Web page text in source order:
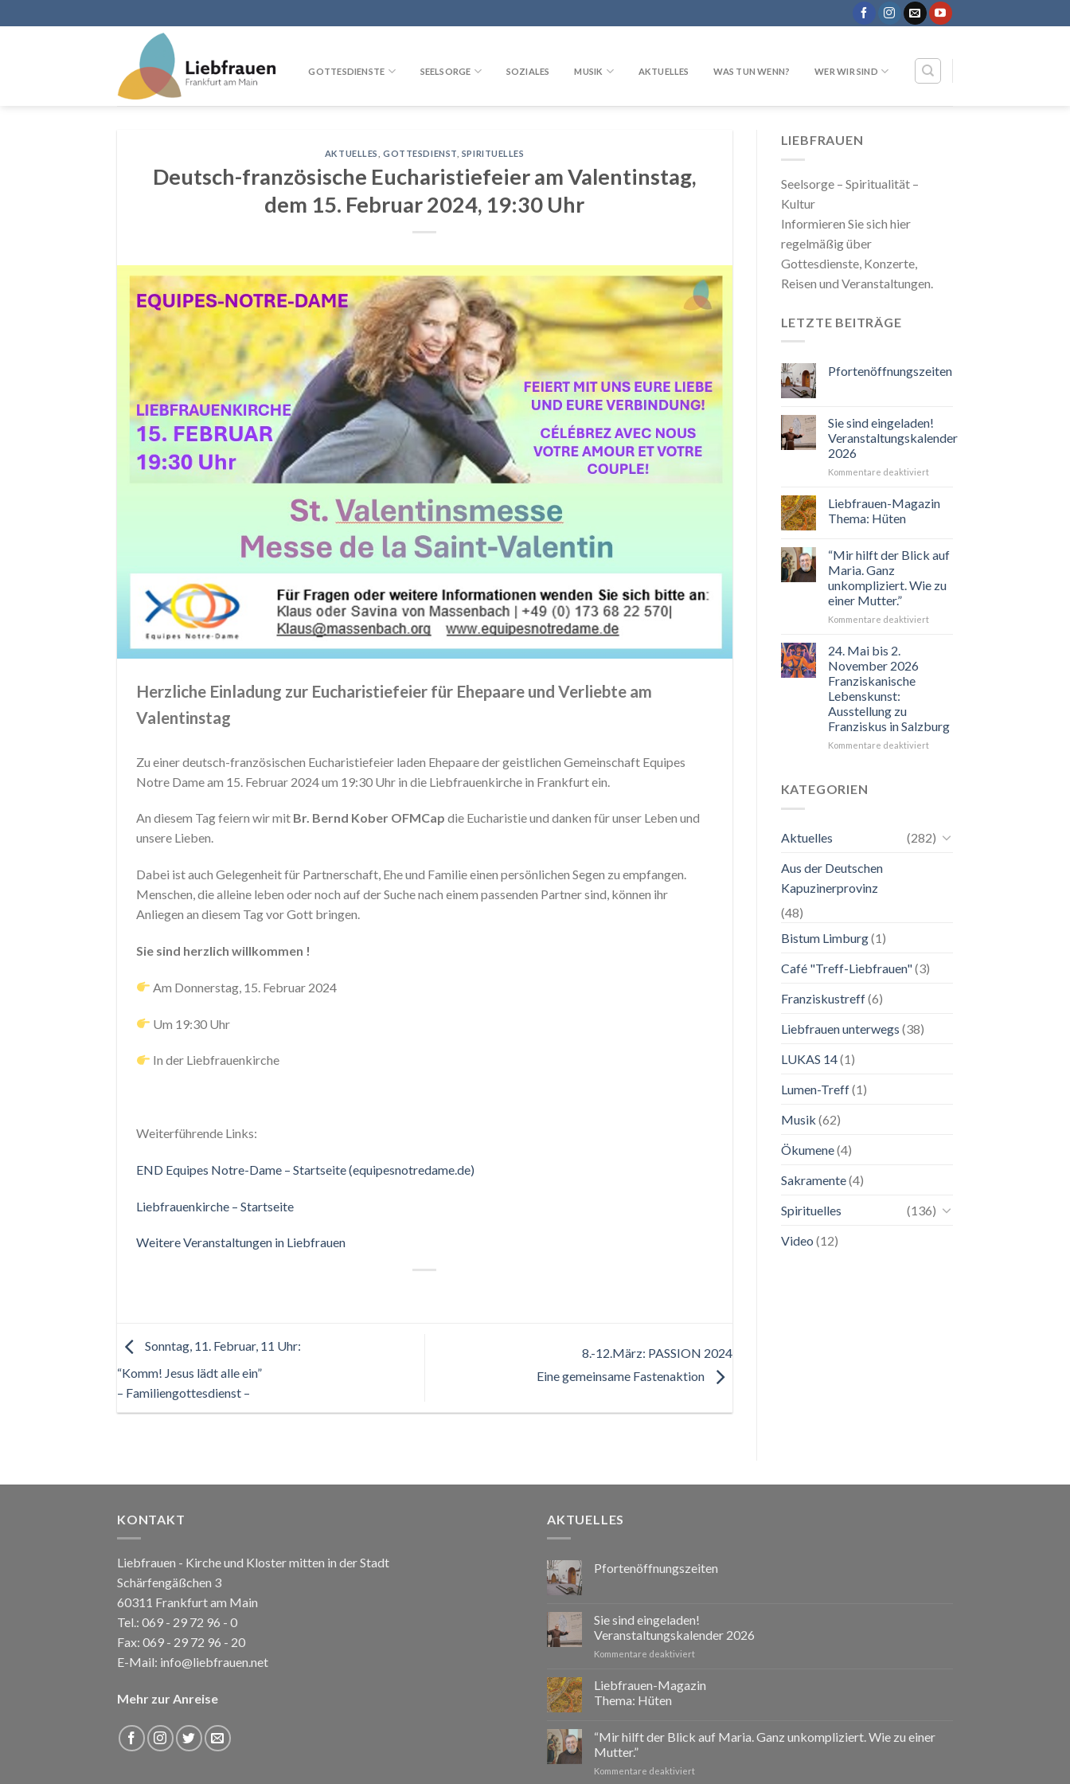
to
GOTTESDIENSTE SEELSORGE SOZIALES MUSIK AKTUELLES WAS TUN WENN? WER WIR SIND
AKTUELLES ,GOTTESDIENST SPIRITUELLES
Deutsch-französische Eucharistiefeier am Valentinstag,
dem 15. Februar 2024, 19:30 Uhr
Herzliche Einladung zur Eucharistiefeier für Ehepaare und Verliebte am
Valentinstag
Zu einer deutsch-französischen Eucharistiefeier laden Ehepaare der geistlichen Gemeinschaft Equipes
Notre Dame am 15. Februar 2024 um 19:30 Uhr in die Liebfrauenkirche in Frankfurt ein.
An diesem Tag feiern wir mit Br. Bernd Kober OFMCap die Eucharistie und danken für unser Leben und
unsere Lieben.
Dabei ist auch Gelegenheit für Partnerschaft, Ehe und Familie einen persönlichen Segen zu empfangen.
Menschen, die alleine leben oder noch auf der Suche nach einem passenden Partner sind, können ihr
Anliegen an diesem Tag vor Gott bringen.
Sie sind herzlich willkommen !
Am Donnerstag, 15. Februar 2024
Um 19:30 Uhr
In der Liebfrauenkirche
Weiterführende Links:
END Equipes Notre-Dame – Startseite (equipesnotredame.de)
Liebfrauenkirche – Startseite
Weitere Veranstaltungen in Liebfrauen
Sonntag, 11. Februar, 11 Uhr:
“Komm! Jesus lädt alle ein”
– Familiengottesdienst –
8.-12.März: PASSION 2024
Eine gemeinsame Fastenaktion
LIEBFRAUEN
Seelsorge – Spiritualität –
Kultur
Informieren Sie sich hier
regelmäßig über
Gottesdienste, Konzerte,
Reisen und Veranstaltungen.
LETZTE BEITRÄGE
Pfortenöffnungszeiten
Sie sind eingeladen!
Veranstaltungskalender
2026
Kommentare deaktiviertfür
sind
Liebfrauen-Magazin
Thema: Hüten
“Mir hilft der Blick auf
Maria. Ganz
unkompliziert. Wie zu
einer Mutter.”
Kommentare deaktiviertfür
unkompliziert.
24. Mai bis 2.
November 2026
Franziskanische
Lebenskunst:
Ausstellung zu
Franziskus in Salzburg
Kommentare deaktiviertfür
Franziskanische
KATEGORIEN
Aktuelles
(282)
Aus der Deutschen
Kapuzinerprovinz
(48)
Bistum Limburg(1)
Café "Treff-Liebfrauen"(3)
Franziskustreff(6)
Liebfrauen unterwegs (38)
LUKAS 14(1)
Lumen-Treff(1)
Musik (62)
Ökumene(4)
Sakramente(4)
Spirituelles
(136)
Video (12)
KONTAKT
Liebfrauen - Kirche und Kloster mitten in der Stadt
Schärfengäßchen 3
60311 Frankfurt am Main
Tel.: 069 - 29 72 96 - 0
Fax: 069 - 29 72 96 - 20
E-Mail: info@liebfrauen.net
Mehr zur Anreise
AKTUELLES
Pfortenöffnungszeiten
Sie sind eingeladen!
Veranstaltungskalender 2026
Kommentare deaktiviertfür
sind
Liebfrauen-Magazin
Thema: Hüten
“Mir hilft der Blick auf Maria. Ganz unkompliziert. Wie zu einer
Mutter.”
Kommentare deaktiviertfür